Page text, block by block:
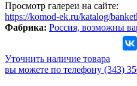
Просмотр галереи на сайте:
https://komod-ek.ru/katalog/
Фабрика: Россия, возможны
Уточнить наличие товара
вы можете по телефону (343)